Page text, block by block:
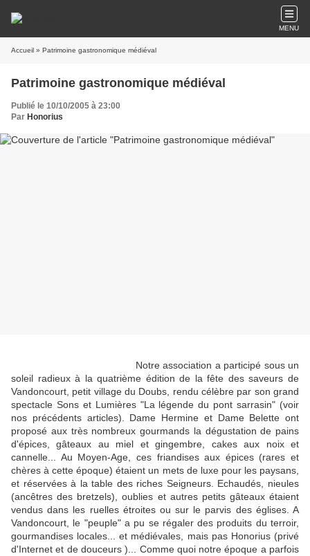
MENU
Accueil » Patrimoine gastronomique médiéval
Patrimoine gastronomique médiéval
Publié le 10/10/2005 à 23:00
Par Honorius
Notre association a participé sous un
soleil radieux à la quatrième édition de la fête des saveurs de
Vandoncourt, petit village du Doubs, rendu célèbre par son grand
spectacle Sons et Lumières "La légende du pont sarrasin" (voir
nos précédents articles). Dame Hermine et Dame Belette ont
proposé aux très nombreux gourmands la dégustation de pains
d'épices, gâteaux au miel et gingembre, cakes aux noix et
cannelle... Au Moyen-Age, ces friandises aux épices (rares et
chères à cette époque) étaient un mets de luxe pour les paysans,
et réservées à la table des riches Seigneurs. Echaudés, nieules
(ancêtres des bretzels), oublies et autres petits gâteaux étaient
vendus dans les ruelles étroites ou sur le parvis des églises. A
Vandoncourt, le "peuple" a pu se régaler des produits du terroir,
gourmandises locales... et médiévales, mais pas Honorius (privé
d'Internet et de douceurs )... Comme quoi notre époque a parfois